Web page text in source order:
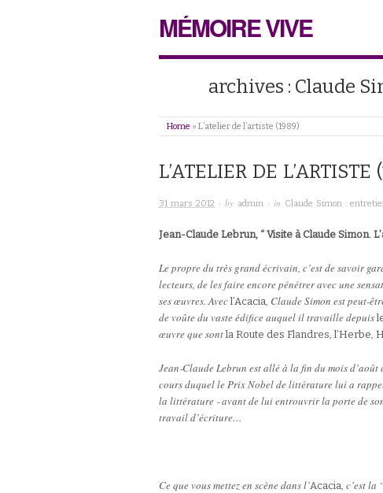
MÉMOIRE VIVE
archives : Claude
Home » L’atelier de l’artiste (1989)
L’ATELIER DE L’ARTISTE
31 mars 2012 · by admin · in Claude Simon :
Jean-Claude Lebrun, “ Visite à Claude Simon.
Le propre du très grand écrivain, c’est de savoir
lecteurs, de les faire encore pénétrer avec une
ses œuvres. Avec l’Acacia, Claude Simon est peut-
de voûte du vaste édifice auquel il travaille depuis
œuvre que sont la Route des Flandres, l’Herbe,
Jean‑Claude Lebrun est allé à la fin du mois
cours duquel le Prix Nobel de littérature lui a
la littérature ‑ avant de lui entrouvrir la porte de
travail d’écriture…
Ce que vous mettez en scène dans l’Acacia, c’est la